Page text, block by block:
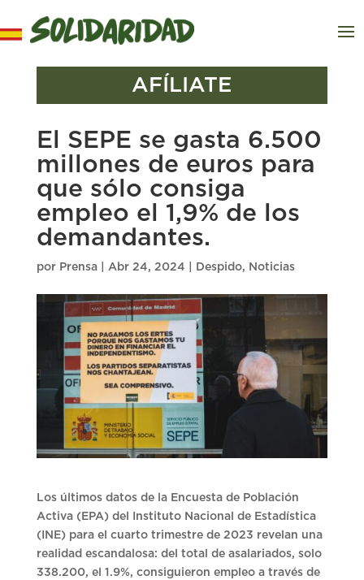
AFÍLIATE
El SEPE se gasta 6.500
millones de euros para
que sólo consiga
empleo el 1,9% de los
demandantes.
por Prensa| Abr 24, 2024 Despido, Noticias
Los últimos datos de la Encuesta de Población
Activa (EPA) del Instituto Nacional de Estadística
(INE) para el cuarto trimestre de 2023 revelan una
realidad escandalosa: del total de asalariados, solo
338.200, el 1.9%, consiguieron empleo a través de